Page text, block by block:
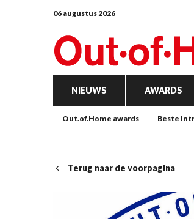
06 augustus 2026
NIEUWS AWARDS
Out.of.Home awards Beste
Terug naar de voorpagina